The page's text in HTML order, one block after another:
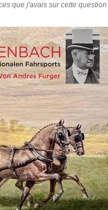
que j'avais sur cette question